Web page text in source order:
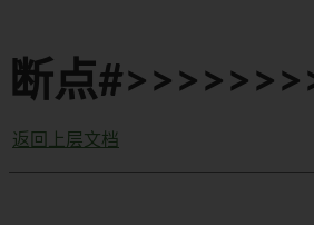
断点
返回上层文档